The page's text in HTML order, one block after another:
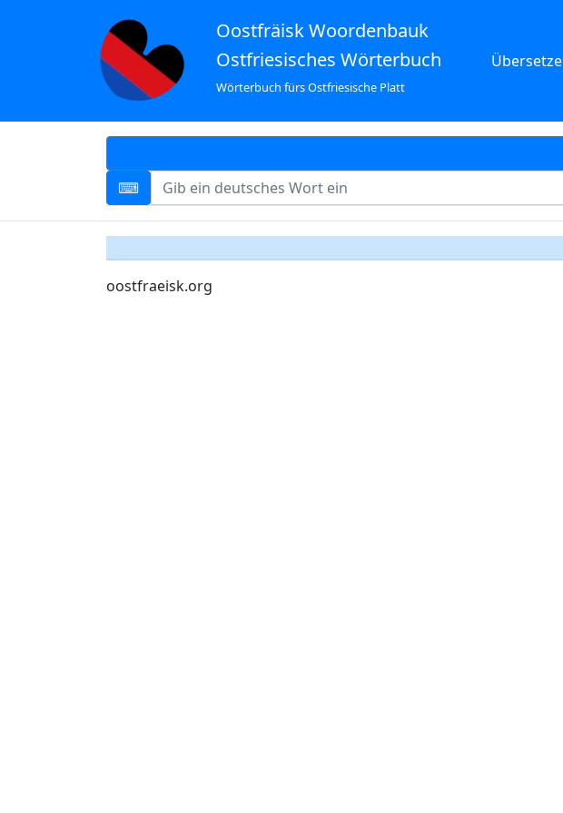
Oostfräisk Woordenbauk
Ostfriesisches Wörterbuch
Wörterbuch fürs Ostfriesische Platt
oostfraeisk.org